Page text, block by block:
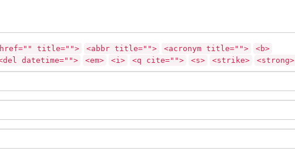
href="" title=""> <abbr title=""> <acronym title="">
<b>
datetime=""> <em> <i> <q cite=""> <s> <strike> <strong>